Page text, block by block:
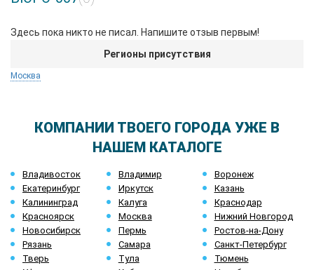
Здесь пока никто не писал. Напишите отзыв первым!
Регионы присутствия
Москва
КОМПАНИИ ТВОЕГО ГОРОДА УЖЕ В
НАШЕМ КАТАЛОГЕ
Владивосток Владимир
Воронеж
Екатеринбург
Иркутск
Казань
Калининград
Калуга
Краснодар
Красноярск
Москва
Нижний Новгород
Новосибирск
Пермь
Ростов-на-Дону
Рязань
Самара
Санкт-Петербург
Тверь
Тула
Тюмень